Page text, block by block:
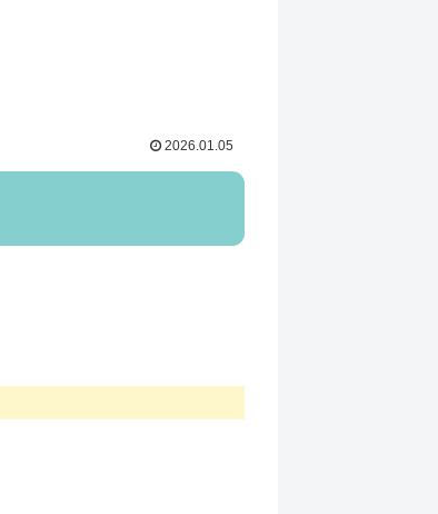
2026.01.05